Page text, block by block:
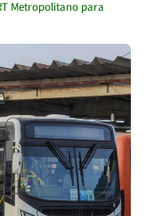
Metropolitano para